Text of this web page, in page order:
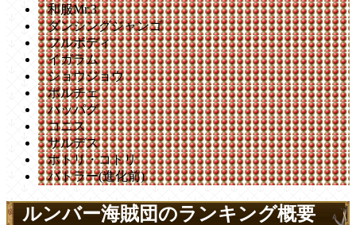
和服Mr.3
ダンシングジャンゴ
フルボディ
イガラム
ショウジョウ
ポルチェ
パッパグ
コニス
サルデス
ホトリ・コトリ
バトラー(進化前)
ルンバー海賊団のランキング概要